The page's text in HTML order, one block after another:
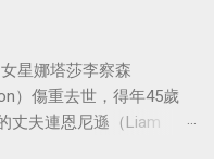
星娜塔莎李察森
）傷重去世，得年45歲
丈夫連恩尼遜（Liam